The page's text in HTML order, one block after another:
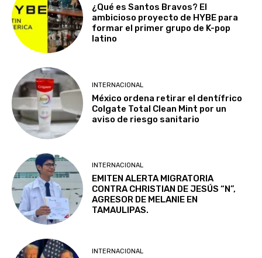
¿Qué es Santos Bravos? El
ambicioso proyecto de HYBE para
formar el primer grupo de K-pop
latino
INTERNACIONAL
México ordena retirar el dentífrico
Colgate Total Clean Mint por un
aviso de riesgo sanitario
INTERNACIONAL
EMITEN ALERTA MIGRATORIA
CONTRA CHRISTIAN DE JESÚS “N”,
AGRESOR DE MELANIE EN
TAMAULIPAS.
INTERNACIONAL